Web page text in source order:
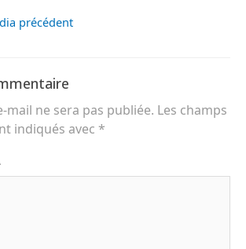
précédent
mail ne sera pas publiée. Les champs
indiqués avec *